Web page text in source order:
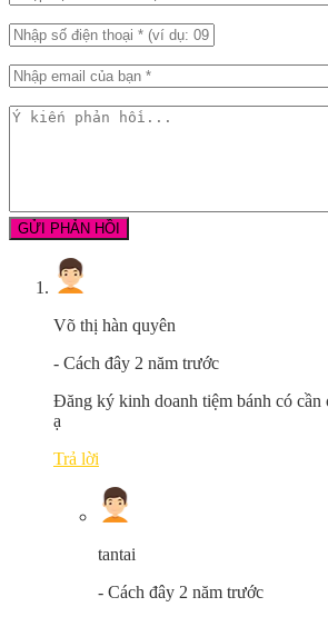
Võ thị hàn quyên
- Cách đây 2 năm trước
Đăng ký kinh doanh tiệm bánh có cần
ạ
Trả lời
tantai
- Cách đây 2 năm trước